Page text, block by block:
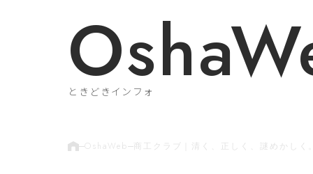
ときどきインフォ
OshaWeb 商工クラブ｜清く、正しく、謎めかしく